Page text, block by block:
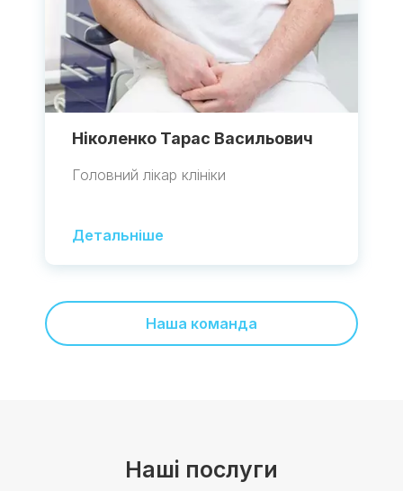
Ніколенко Тарас Васильович
Головний лікар клініки
Детальніше
Наша команда
Наші послуги